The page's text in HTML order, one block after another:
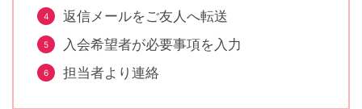
返信メールをご友人へ転送
入会希望者が必要事項を入力
担当者より連絡